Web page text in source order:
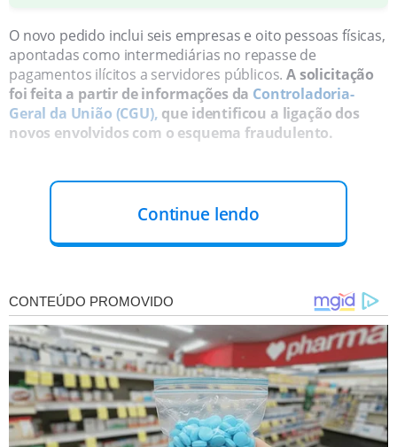
O novo pedido inclui seis empresas e oito pessoas físicas,
apontadas como intermediárias no repasse de
pagamentos ilícitos a servidores públicos.A solicitação
foi feita a partir de informações da Controladoria-
Geral da União (CGU), que identificou a ligação dos
novos envolvidos com o esquema fraudulento.
O QUE FIZERAM?
De acordo com aAGU,essas empresas foram utilizadas
Continue lendo